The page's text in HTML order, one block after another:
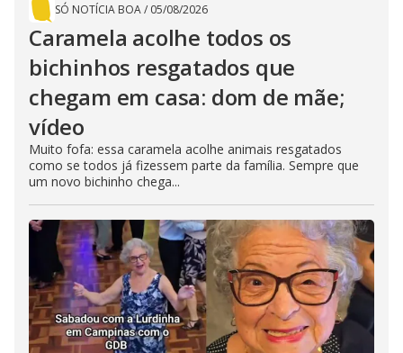
SÓ NOTÍCIA BOA/ 05/08/2026
Caramela acolhe todos os
bichinhos resgatados que
chegam em casa: dom de mãe;
vídeo
Muito fofa: essa caramela acolhe animais resgatados
como se todos já fizessem parte da família. Sempre que
um novo bichinho chega...